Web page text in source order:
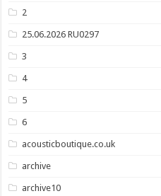
2
25.06.2026 RU0297
3
4
5
6
acousticboutique.co.uk
archive
archive10